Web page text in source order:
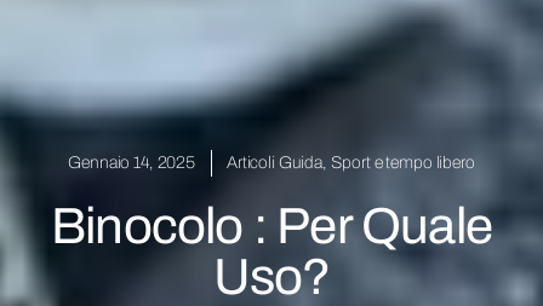
Gennaio 14, 2025 Articoli Guida, Sport e tempo libero
Binocolo : Per Quale
Uso?